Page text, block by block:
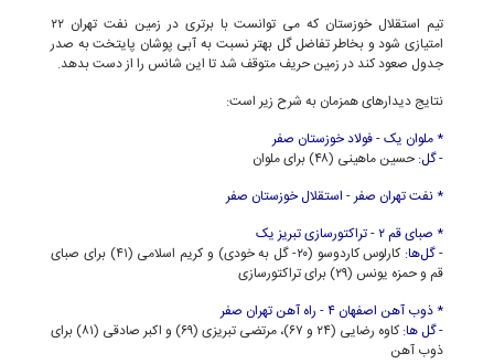
تیم استقلال خوزستان که می توانست با برتری در زمین نفت تهران ۲۲
امتیازی شود و بخاطر تفاضل گل بهتر نسبت به آبی پوشان پایتخت به صدر
جدول صعود کند در زمین حریف متوقف شد تا این شانس را از دست بدهد.
نتایج دیدارهای همزمان به شرح زیر است:
* ملوان یک - فولاد خوزستان صفر
- گل: حسین ماهینی (۴۸) برای ملوان
* نفت تهران صفر - استقلال خوزستان صفر
* صبای قم ۲ - تراکتورسازی تبریز یک
- گل‌ها:
کارلوس کاردوسو (۲۰- گل به خودی) و کریم اسلامی (۴۱) برای صبای
قم و حمزه یونس (۲۹) برای تراکتورسازی
* ذوب آهن اصفهان ۴ - راه آهن تهران صفر
- گل ها:
کاوه رضایی (۲۴ و ۶۷)، مرتضی تبریزی (۶۹) و اکبر صادقی (۸۱) برای
ذوب آهن